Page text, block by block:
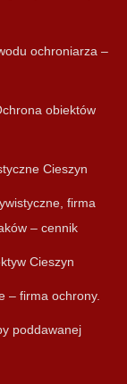
ochroniarza –
obiektów
Cieszyn
firma
– cennik
Cieszyn
– firma ochrony.
poddawanej